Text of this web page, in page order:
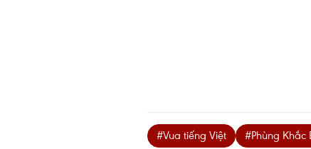
#Vua tiếng Việt #Phùng Khắc